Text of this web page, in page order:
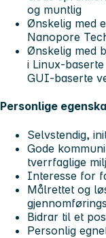
og muntlig
Ønskelig med
Nanopore
Ønskelig med
i Linux-
GUI-baserte
Personlige
Selvstendig,
Gode
tverrfaglige
Interesse for
Målrettet og
Bidrar til et
Personlig